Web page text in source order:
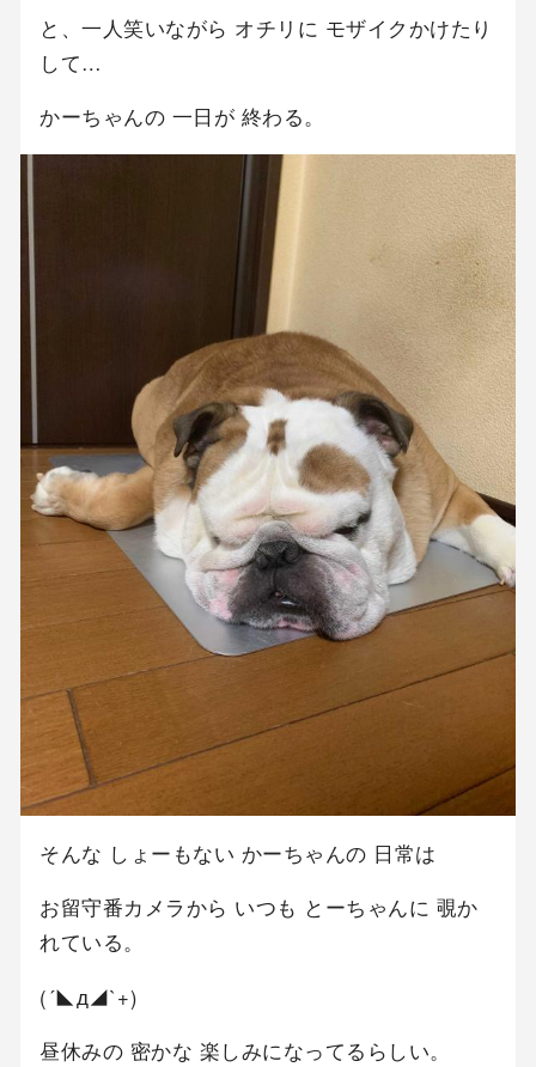
と、一人笑いながら オチリに モザイクかけたり
して…
かーちゃんの 一日が 終わる。
そんな しょーもない かーちゃんの 日常は
お留守番カメラから いつも とーちゃんに 覗か
れている。
(´◣д◢`+)
昼休みの 密かな 楽しみになってるらしい。